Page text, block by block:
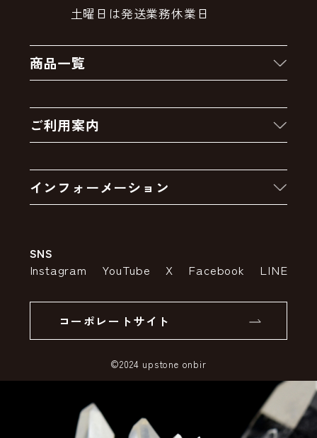
土曜日は発送業務休業日
商品一覧
クーポン
卸販売・大量注文
アウトレットセール
ご利用案内
お支払いについて
インフォーメーション
特定商取引法の表示
SSLサーバー証明書とは
SNS
Instagram YouTube X Facebook LINE
コーポレートサイト
©2024 upstone onbir